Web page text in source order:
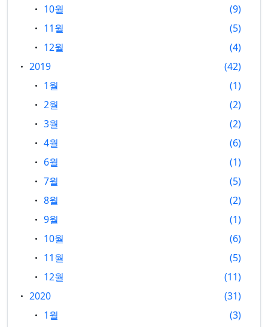
10월
9
11월
5
12월
4
2019
42
1월
1
2월
2
3월
2
4월
6
6월
1
7월
5
8월
2
9월
1
10월
6
11월
5
12월
11
2020
31
1월
3